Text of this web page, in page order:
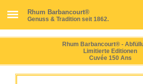
Rhum Barbancourt®
Genuss & Tradition seit 1862.
Rhum Barbancourt® -
Limitierte Editionen
Cuvée 150 Ans